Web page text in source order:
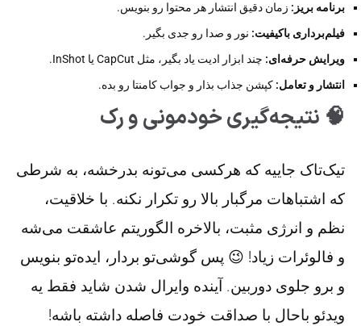
برنامه بریز: زمان دقیق انتشار هر محتوا رو بنویس.
فیلم‌برداری باکیفیت: نور و صدا رو جدی بگیر.
ویرایش حرفه‌ای: چند ابزار ادیت یاد بگیر، مثل CapCut یا InShot.
انتشار و تعامل: کپشن جذاب بذار و جواب کامنتا رو بده.
🧠 نتیجه‌گیری خودمونی و رک
تیک‌تاک جاییه که هرکسی می‌تونه بدرخشه، به شرطی
که اشتباهات مرگبار بالا رو تکرار نکنه. با خلاقیت،
نظم و انرژی مثبت، بالاخره الگوریتم عاشقت می‌شه
و فالوئرات زیاد! 😉 پس گوشی‌تو بردار، ایده‌تو بنویس
و برو جلوی دوربین. آینده وایرال شدن شاید فقط یه
ویدئو باحال با صداقت خودت فاصله داشته باشه!